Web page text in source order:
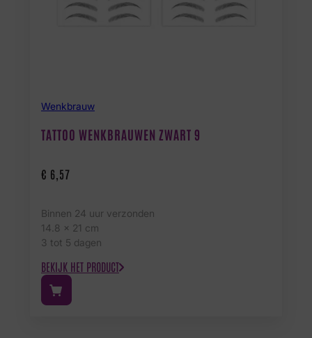
Wenkbrauw
TATTOO WENKBRAUWEN ZWART 9
€ 6,57
Binnen 24 uur verzonden
14.8 x 21 cm
3 tot 5 dagen
BEKIJK HET PRODUCT